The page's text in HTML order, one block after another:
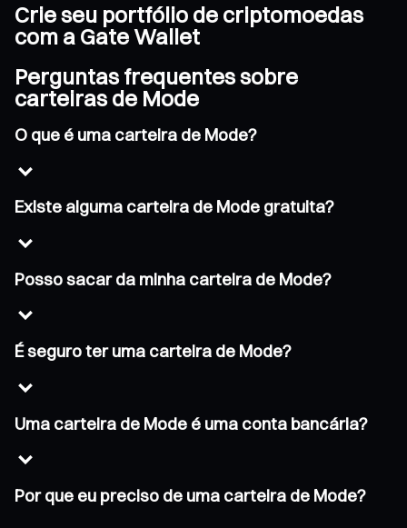
Crie seu portfólio de criptomoedas
com a Gate Wallet
Perguntas frequentes sobre
carteiras de Mode
O que é uma carteira de Mode?
Existe alguma carteira de Mode gratuita?
Posso sacar da minha carteira de Mode?
É seguro ter uma carteira de Mode?
Uma carteira de Mode é uma conta bancária?
Por que eu preciso de uma carteira de Mode?